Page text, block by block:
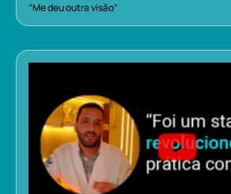
“Me deu outra visão”